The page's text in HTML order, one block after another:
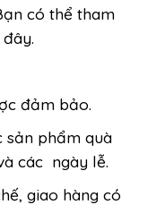
có thể tham
đảm bảo.
sản phẩm quà
các ngày lễ.
giao hàng có